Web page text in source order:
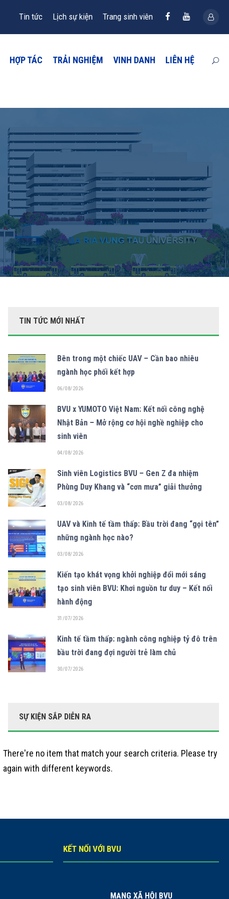
Tin tức Lịch sự kiện Trang sinh viên
HỢP TÁC TRẢI NGHIỆM VINH DANH LIÊN HỆ
TIN TỨC MỚI NHẤT
Bên trong một chiếc UAV – Cần bao nhiêu
ngành học phối kết hợp
06/08/2026
BVU x YUMOTO Việt Nam: Kết nối công nghệ
Nhật Bản – Mở rộng cơ hội nghề nghiệp cho
sinh viên
04/08/2026
Sinh viên Logistics BVU – Gen Z đa nhiệm
Phùng Duy Khang và “cơn mưa” giải thưởng
03/08/2026
UAV và Kinh tế tầm thấp: Bầu trời đang “gọi tên”
những ngành học nào?
03/08/2026
Kiến tạo khát vọng khởi nghiệp đổi mới sáng
tạo sinh viên BVU: Khơi nguồn tư duy – Kết nối
hành động
31/07/2026
Kinh tế tầm thấp: ngành công nghiệp tỷ đô trên
bầu trời đang đợi người trẻ làm chủ
30/07/2026
SỰ KIỆN SẮP DIỄN RA
There're no item that match your search criteria. Please try
again with different keywords.
KẾT NỐI VỚI BVU
MẠNG XÃ HỘI BVU